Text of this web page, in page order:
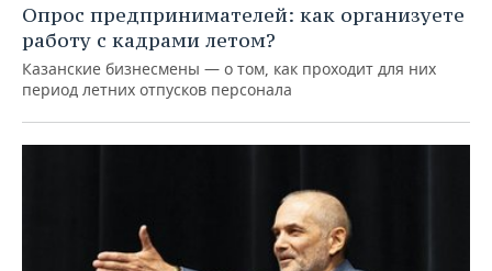
Опрос предпринимателей: как организуете
работу с кадрами летом?
Казанские бизнесмены — о том, как проходит для них
период летних отпусков персонала